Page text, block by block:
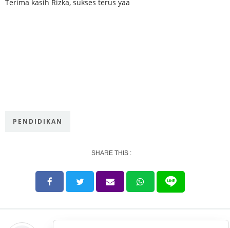
Terima kasih Rizka, sukses terus yaa
PENDIDIKAN
SHARE THIS :